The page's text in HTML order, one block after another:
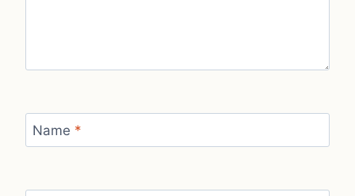
Name *